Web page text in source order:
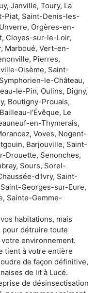
Janville, Toury, La
Piat, Saint-Denis-les-
Orgères-en-
Cloyes-sur-le-Loir,
Marboué, Vert-en-
Pierres,
Oisème, Saint-
le-Château,
le-Pin, Oulins, Digny,
Boutigny-Prouais,
l'Évêque, Le
en-Thymerais,
Voves, Nogent-
Barjouville, Saint-
Drouette, Senonches,
Sours, Sorel-
d'Ivry, Saint-
Georges-sur-Eure,
Sainte-Gemme-
habitations, mais
pour détruire toute
environnement.
tient à votre entière
de façon définitive,
de lit à Lucé.
de désinsectisation